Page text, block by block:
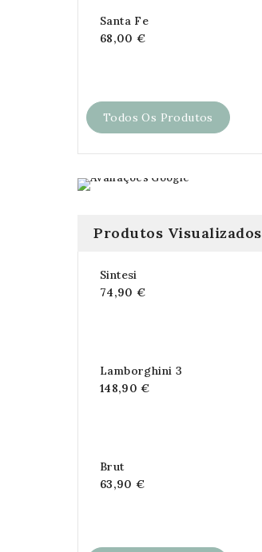
Santa Fe
68,00 €
Todos Os Produtos
Produtos Visualizados
Sintesi
74,90 €
Lamborghini 3
148,90 €
Brut
63,90 €